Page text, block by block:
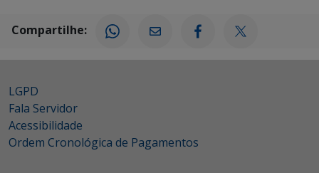
Compartilhe:
LGPD
Fala Servidor
Acessibilidade
Ordem Cronológica de Pagamentos